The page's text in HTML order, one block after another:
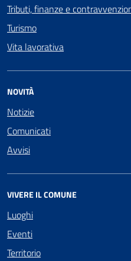
Tributi, finanze e
Turismo
Vita lavorativa
NOVITÀ
Notizie
Comunicati
Avvisi
VIVERE IL COMUNE
Luoghi
Eventi
Territorio